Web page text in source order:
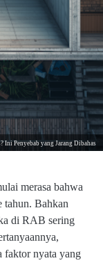
Ini Penyebab yang Jarang Dibahas
merasa bahwa
tahun. Bahkan
di RAB sering
faktor nyata yang